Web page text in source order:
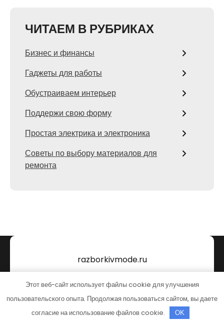
ЧИТАЕМ В РУБРИКАХ
Бизнес и финансы
Гаджеты для работы
Обустраиваем интерьер
Поддержи свою форму
Простая электрика и электроника
Советы по выбору материалов для
ремонта
razborkivmode.ru
Тема от Grace Themes
Этот веб-сайт использует файлы cookie для улучшения
пользовательского опыта. Продолжая пользоваться сайтом, вы даете
согласие на использование файлов cookie.
OK